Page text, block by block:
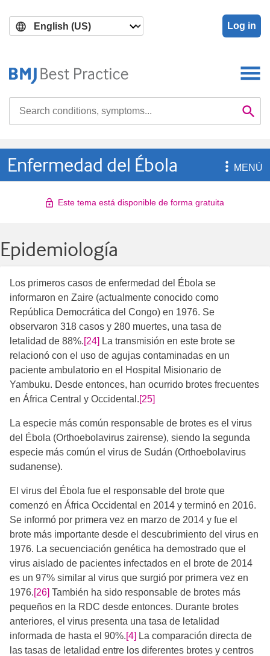
main
search
Log in

Enfermedad del Ébola MENÚ
Este tema está disponible de forma gratuita
Epidemiología
Los primeros casos de enfermedad del Ébola se
informaron en Zaire (actualmente conocido como
República Democrática del Congo) en 1976. Se
observaron 318 casos y 280 muertes, una tasa de
letalidad de 88%.[24] La transmisión en este brote se
relacionó con el uso de agujas contaminadas en un
paciente ambulatorio en el Hospital Misionario de
Yambuku. Desde entonces, han ocurrido brotes frecuentes
en África Central y Occidental.[25]
La especie más común responsable de brotes es el virus
del Ébola (Orthoebolavirus zairense), siendo la segunda
especie más común el virus de Sudán (Orthoebolavirus
sudanense).
El virus del Ébola fue el responsable del brote que
comenzó en África Occidental en 2014 y terminó en 2016.
Se informó por primera vez en marzo de 2014 y fue el
brote más importante desde el descubrimiento del virus en
1976. La secuenciación genética ha demostrado que el
virus aislado de pacientes infectados en el brote de 2014
es un 97% similar al virus que surgió por primera vez en
1976.[26] ​ También ha sido responsable de brotes más
pequeños en la RDC desde entonces. Durante brotes
anteriores, el virus presenta una tasa de letalidad
informada de hasta el 90%.[4] La comparación directa de
las tasas de letalidad entre los diferentes brotes y centros